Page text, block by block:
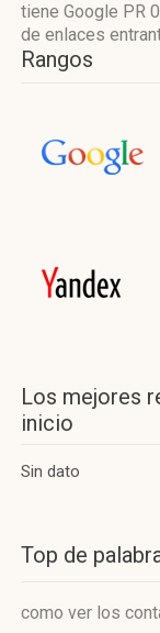
tiene Google PR
de enlaces
Rangos
Los mejores
inicio
Sin dato
Top de
como ver los